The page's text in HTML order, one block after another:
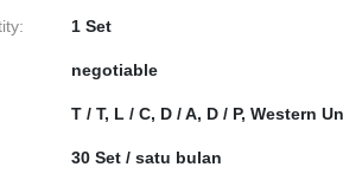
1 Set
negotiable
T / T, L / C, D / A, D / P, Western
30 Set / satu bulan